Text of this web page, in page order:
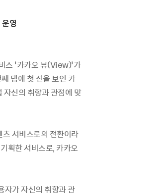
영
‘카카오 뷰(View)’가
탭에 첫 선을 보인 카
자신의 취향과 관점에 맞
서비스로의 전환이라
획한 서비스로, 카카오
자가 자신의 취향과 관